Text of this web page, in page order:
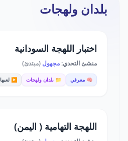
بلدان ولهجات
اختبار اللهجة السودانية
منشئ التحدي:مجهول (مبتدئ)
🧠 معرفي 📁 بلدان ولهجات ▶️ لعبها 4,428
اللهجة التهامية ( اليمن)